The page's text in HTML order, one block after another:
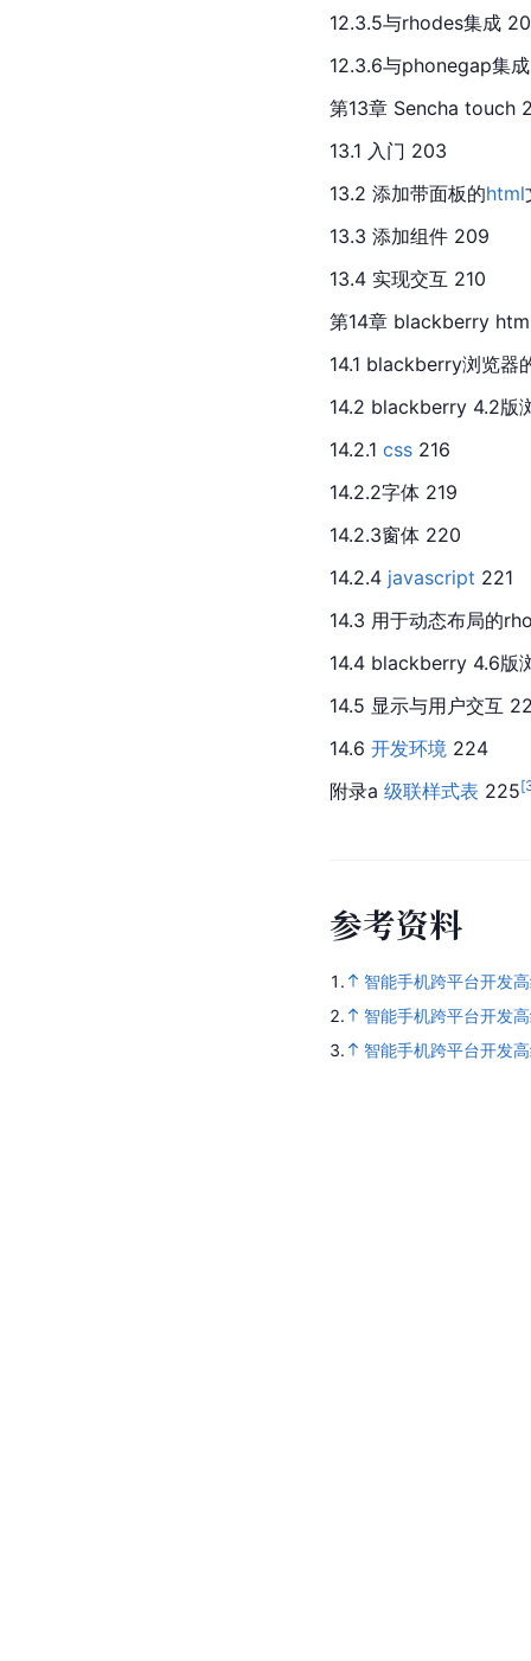
12.3.5与rhodes集成
12.3.6与phonegap集
第13章 Sencha touch
13.1 入门 203
13.2 添加带面板的html
13.3 添加组件 209
13.4 实现交互 210
第14章 blackberry
14.1 blackberry浏览器
14.2 blackberry 4.2版
14.2.1 css 216
14.2.2字体 219
14.2.3窗体 220
14.2.4 javascript 221
14.3 用于动态布局的
14.4 blackberry 4.6版
14.5 显示与用户交互
14.6 开发环境 224
附录a 级联样式表 225[
参考资料
1.
智能手机跨平台开发
2.
智能手机跨平台开发
3.
智能手机跨平台开发